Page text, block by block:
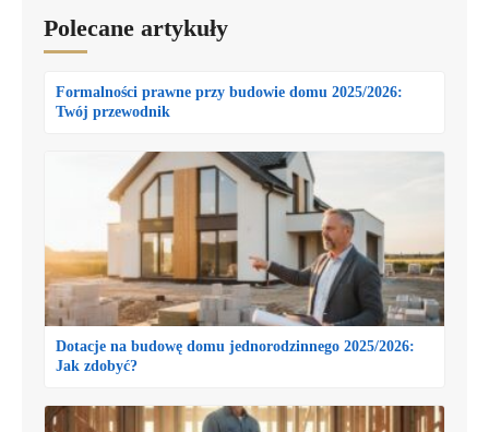
Polecane artykuły
Formalności prawne przy budowie domu 2025/2026:
Twój przewodnik
Dotacje na budowę domu jednorodzinnego 2025/2026:
Jak zdobyć?